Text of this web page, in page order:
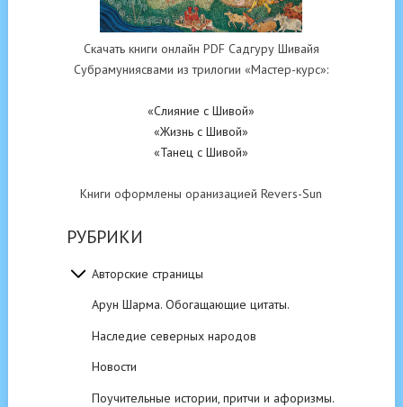
Скачать книги онлайн PDF Садгуру Шивайя
Субрамуниясвами из трилогии «Мастер-курс»:
«Слияние с Шивой»
«Жизнь с Шивой»
«Танец с Шивой»
Книги оформлены оранизацией Revers-Sun
РУБРИКИ
Авторские страницы
Арун Шарма. Обогащающие цитаты.
Наследие северных народов
Новости
Поучительные истории, притчи и афоризмы.